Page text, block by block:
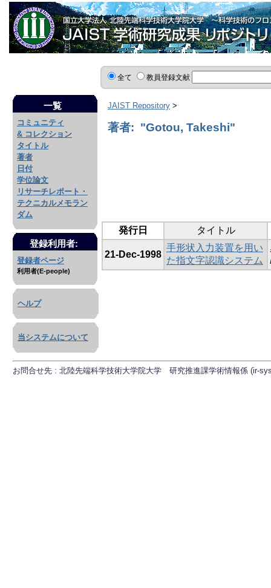
全て 教員登録文献
一覧
コミュニティ
& コレクション
タイトル
著者
日付
学位論文
リサーチレポート・
テクニカルメモラン
ダム
登録利用者:
登録者ページ
利用者(E-people)
ヘルプ
当システムについて
JAIST Repository >
著者: "Gotou, Takeshi"
発行日 タイトル
21-Dec-1998
手形状入力装置を用い
た指文字認識システム
お問合せ先 : 北陸先端科学技術大学院大学 研究推進課学術情報係 (ir-